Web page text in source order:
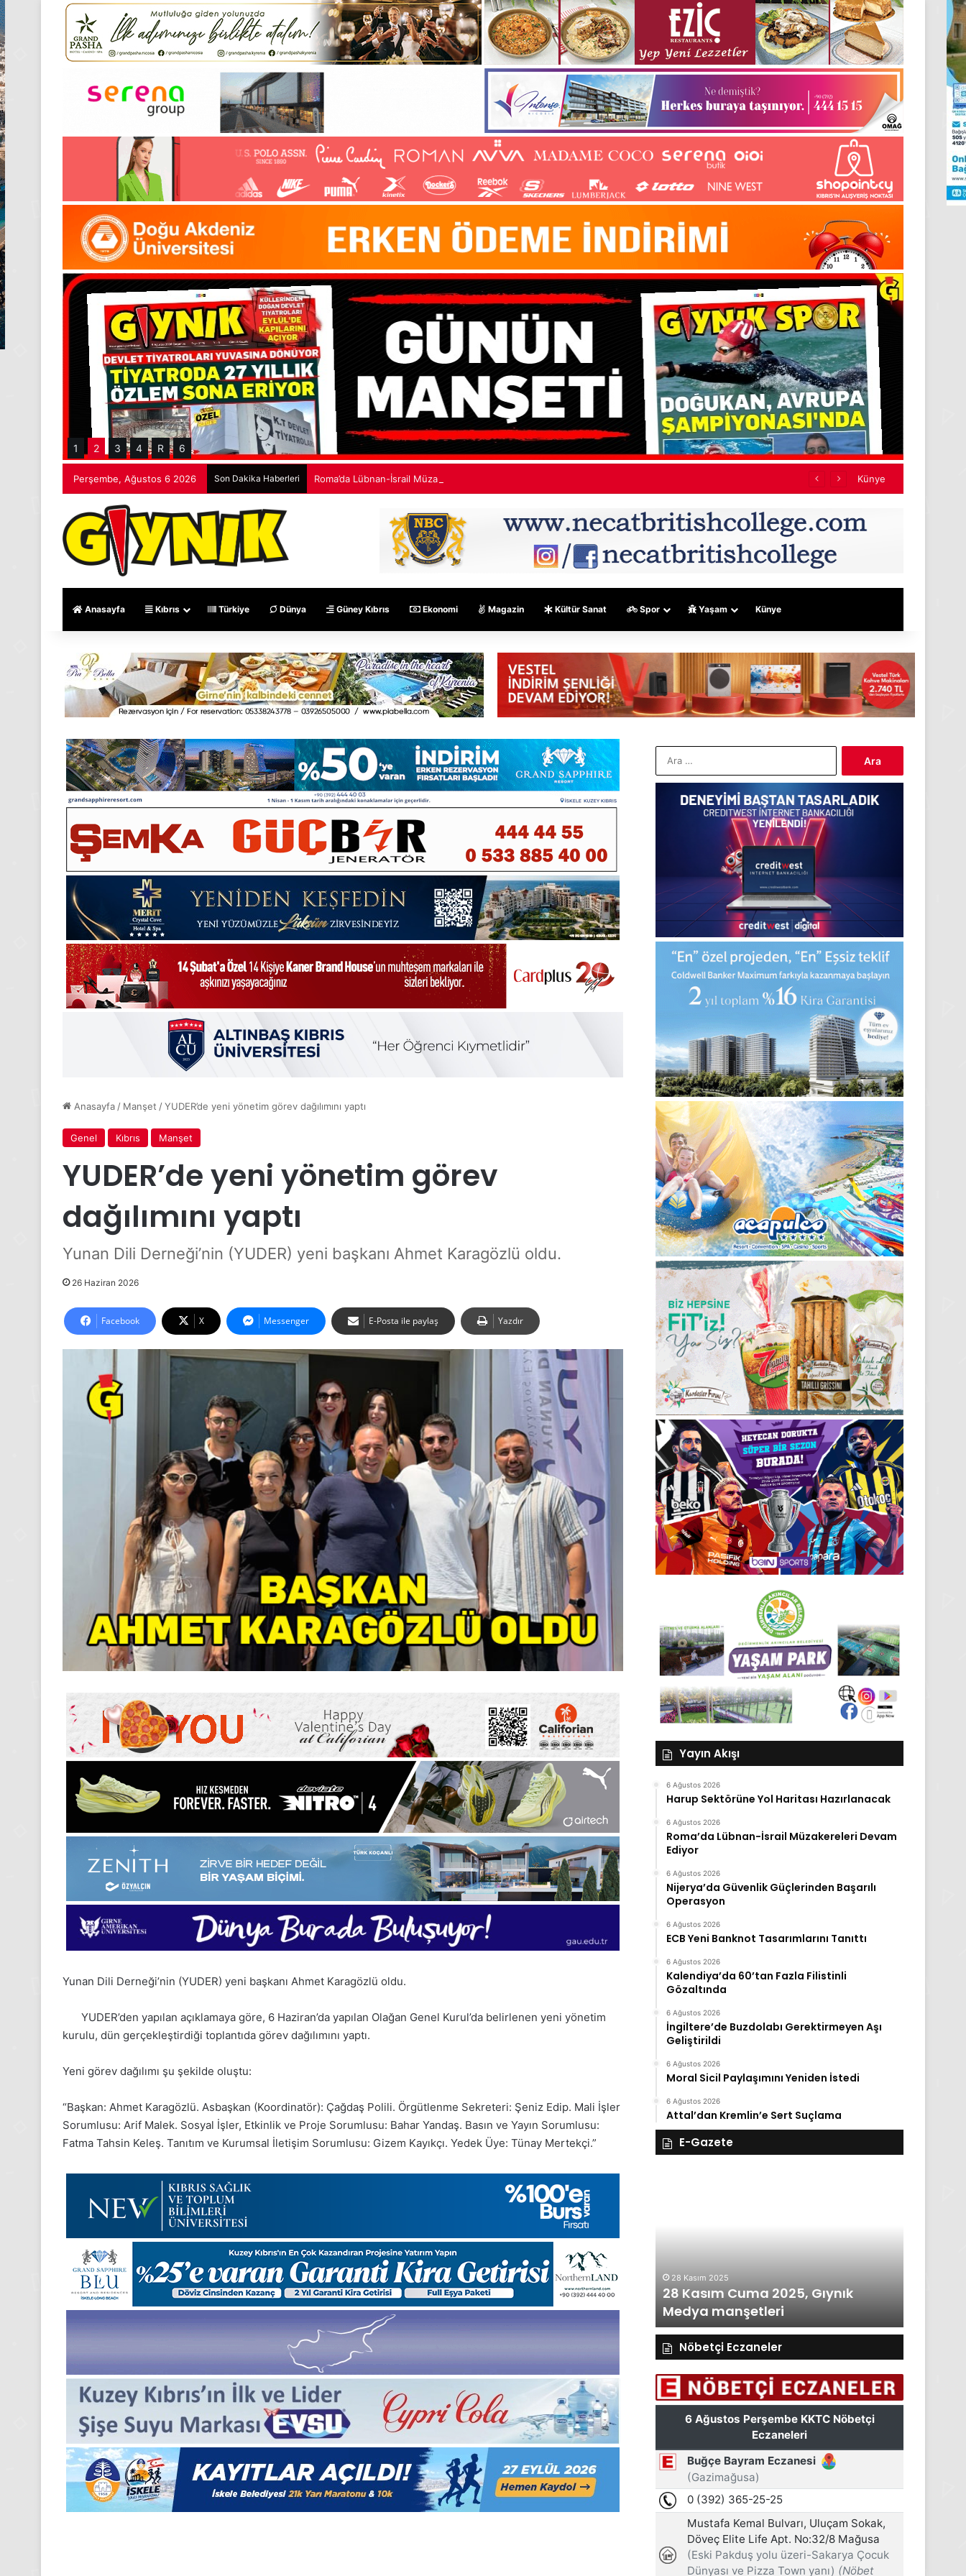
1 2 3 4 R 6
Perşembe, Ağustos 6 2026 Son Dakika Haberleri Roma’da Lübnan-İsrail Müzakereleri Devam Ediyor Künye
Anasayfa Kıbrıs Türkiye Dünya Güney Kıbrıs Ekonomi Magazin Kültür Sanat Spor Yaşam Künye
Anasayfa / Manşet /YUDER’de yeni yönetim görev dağılımını yaptı
Genel Kıbrıs Manşet
YUDER’de yeni yönetim görev
dağılımını yaptı
Yunan Dili Derneği’nin (YUDER) yeni başkanı Ahmet Karagözlü oldu.
26 Haziran 2026
Facebook X Messenger E-Posta ile paylaş Yazdır
Yunan Dili Derneği’nin (YUDER) yeni başkanı Ahmet Karagözlü oldu.
YUDER’den yapılan açıklamaya göre, 6 Haziran’da yapılan Olağan Genel Kurul’da belirlenen yeni yönetim
kurulu, dün gerçekleştirdiği toplantıda görev dağılımını yaptı.
Yeni görev dağılımı şu şekilde oluştu:
“Başkan: Ahmet Karagözlü. Asbaşkan (Koordinatör): Çağdaş Polili. Örgütlenme Sekreteri: Şeniz Edip. Mali İşler
Sorumlusu: Arif Malek. Sosyal İşler, Etkinlik ve Proje Sorumlusu: Bahar Yandaş. Basın ve Yayın Sorumlusu:
Fatma Tahsin Keleş. Tanıtım ve Kurumsal İletişim Sorumlusu: Gizem Kayıkçı. Yedek Üye: Tünay Mertekçi.”
Yayın Akışı
6 Ağustos 2026
Harup Sektörüne Yol Haritası Hazırlanacak
6 Ağustos 2026
Roma’da Lübnan-İsrail Müzakereleri Devam
Ediyor
6 Ağustos 2026
Nijerya’da Güvenlik Güçlerinden Başarılı
Operasyon
6 Ağustos 2026
ECB Yeni Banknot Tasarımlarını Tanıttı
6 Ağustos 2026
Kalendiya’da 60’tan Fazla Filistinli
Gözaltında
6 Ağustos 2026
İngiltere’de Buzdolabı Gerektirmeyen Aşı
Geliştirildi
6 Ağustos 2026
Moral Sicil Paylaşımını Yeniden İstedi
6 Ağustos 2026
Attal’dan Kremlin’e Sert Suçlama
E-Gazete
24
Kasım
Pazartesi
2025,
Gıynık
manşetleri
24 Kasım 2025
24 Kasım Pazartesi 2025, Gıynık
Medya manşetleri
1
Gıynık
Medya
manşetleri
1 Aralık 2025
1 Aralık Pazartesi 2025, Gıynık
Medya manşetleri
28 Kasım 2025
28 Kasım Cuma 2025, Gıynık
Medya manşetleri
Nöbetçi Eczaneler